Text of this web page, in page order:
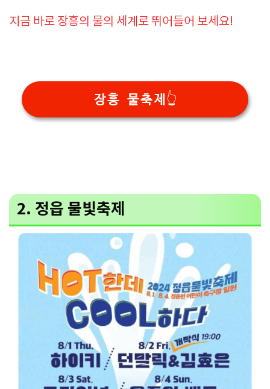
지금 바로 장흥의 물의 세계로 뛰어들어 보세요!
장흥 물축제👆
2. 정읍 물빛축제